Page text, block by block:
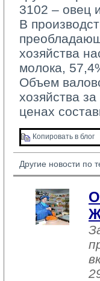
3102 – овец
В
хозяйства
молока,
Объем
хозяйства
ценах
Копировать в блог
Другие новости по